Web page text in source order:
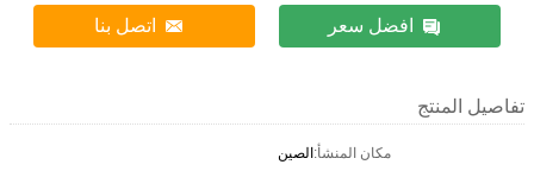
افضل سعر اتصل بنا
تفاصيل المنتج
مكان المنشأ:الصين